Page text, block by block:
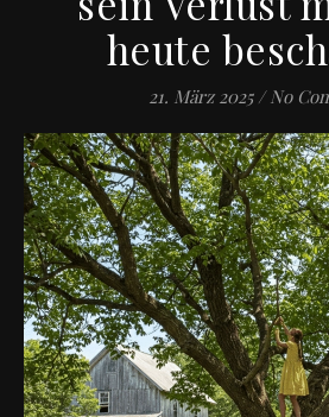
heute
21. März 2025 / No